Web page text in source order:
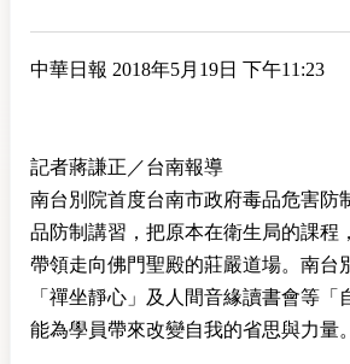
中華日報 2018年5月19日 下午11:23
記者蔣謙正／台南報導
南台別院首度台南市政府毒品危害防
品防制講習，把原本在衛生局的課程
帶領走向佛門聖殿的莊嚴道場。南台
「禪坐靜心」及人間音緣讀書會等「
能為學員帶來改變自我的省思與力量。